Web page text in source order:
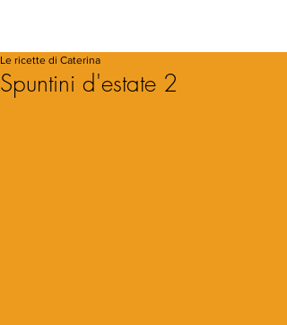
Spuntini d'estate 2
Le ricette di Caterina